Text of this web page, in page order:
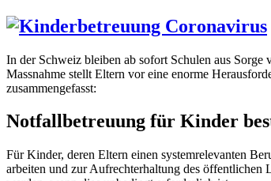
In der Schweiz bleiben ab sofort Schulen aus
Massnahme stellt Eltern vor eine enorme
zusammengefasst:
Notfallbetreuung für Kinder
Für Kinder, deren Eltern einen systemrelevanten
arbeiten und zur Aufrechterhaltung des öffentlichen